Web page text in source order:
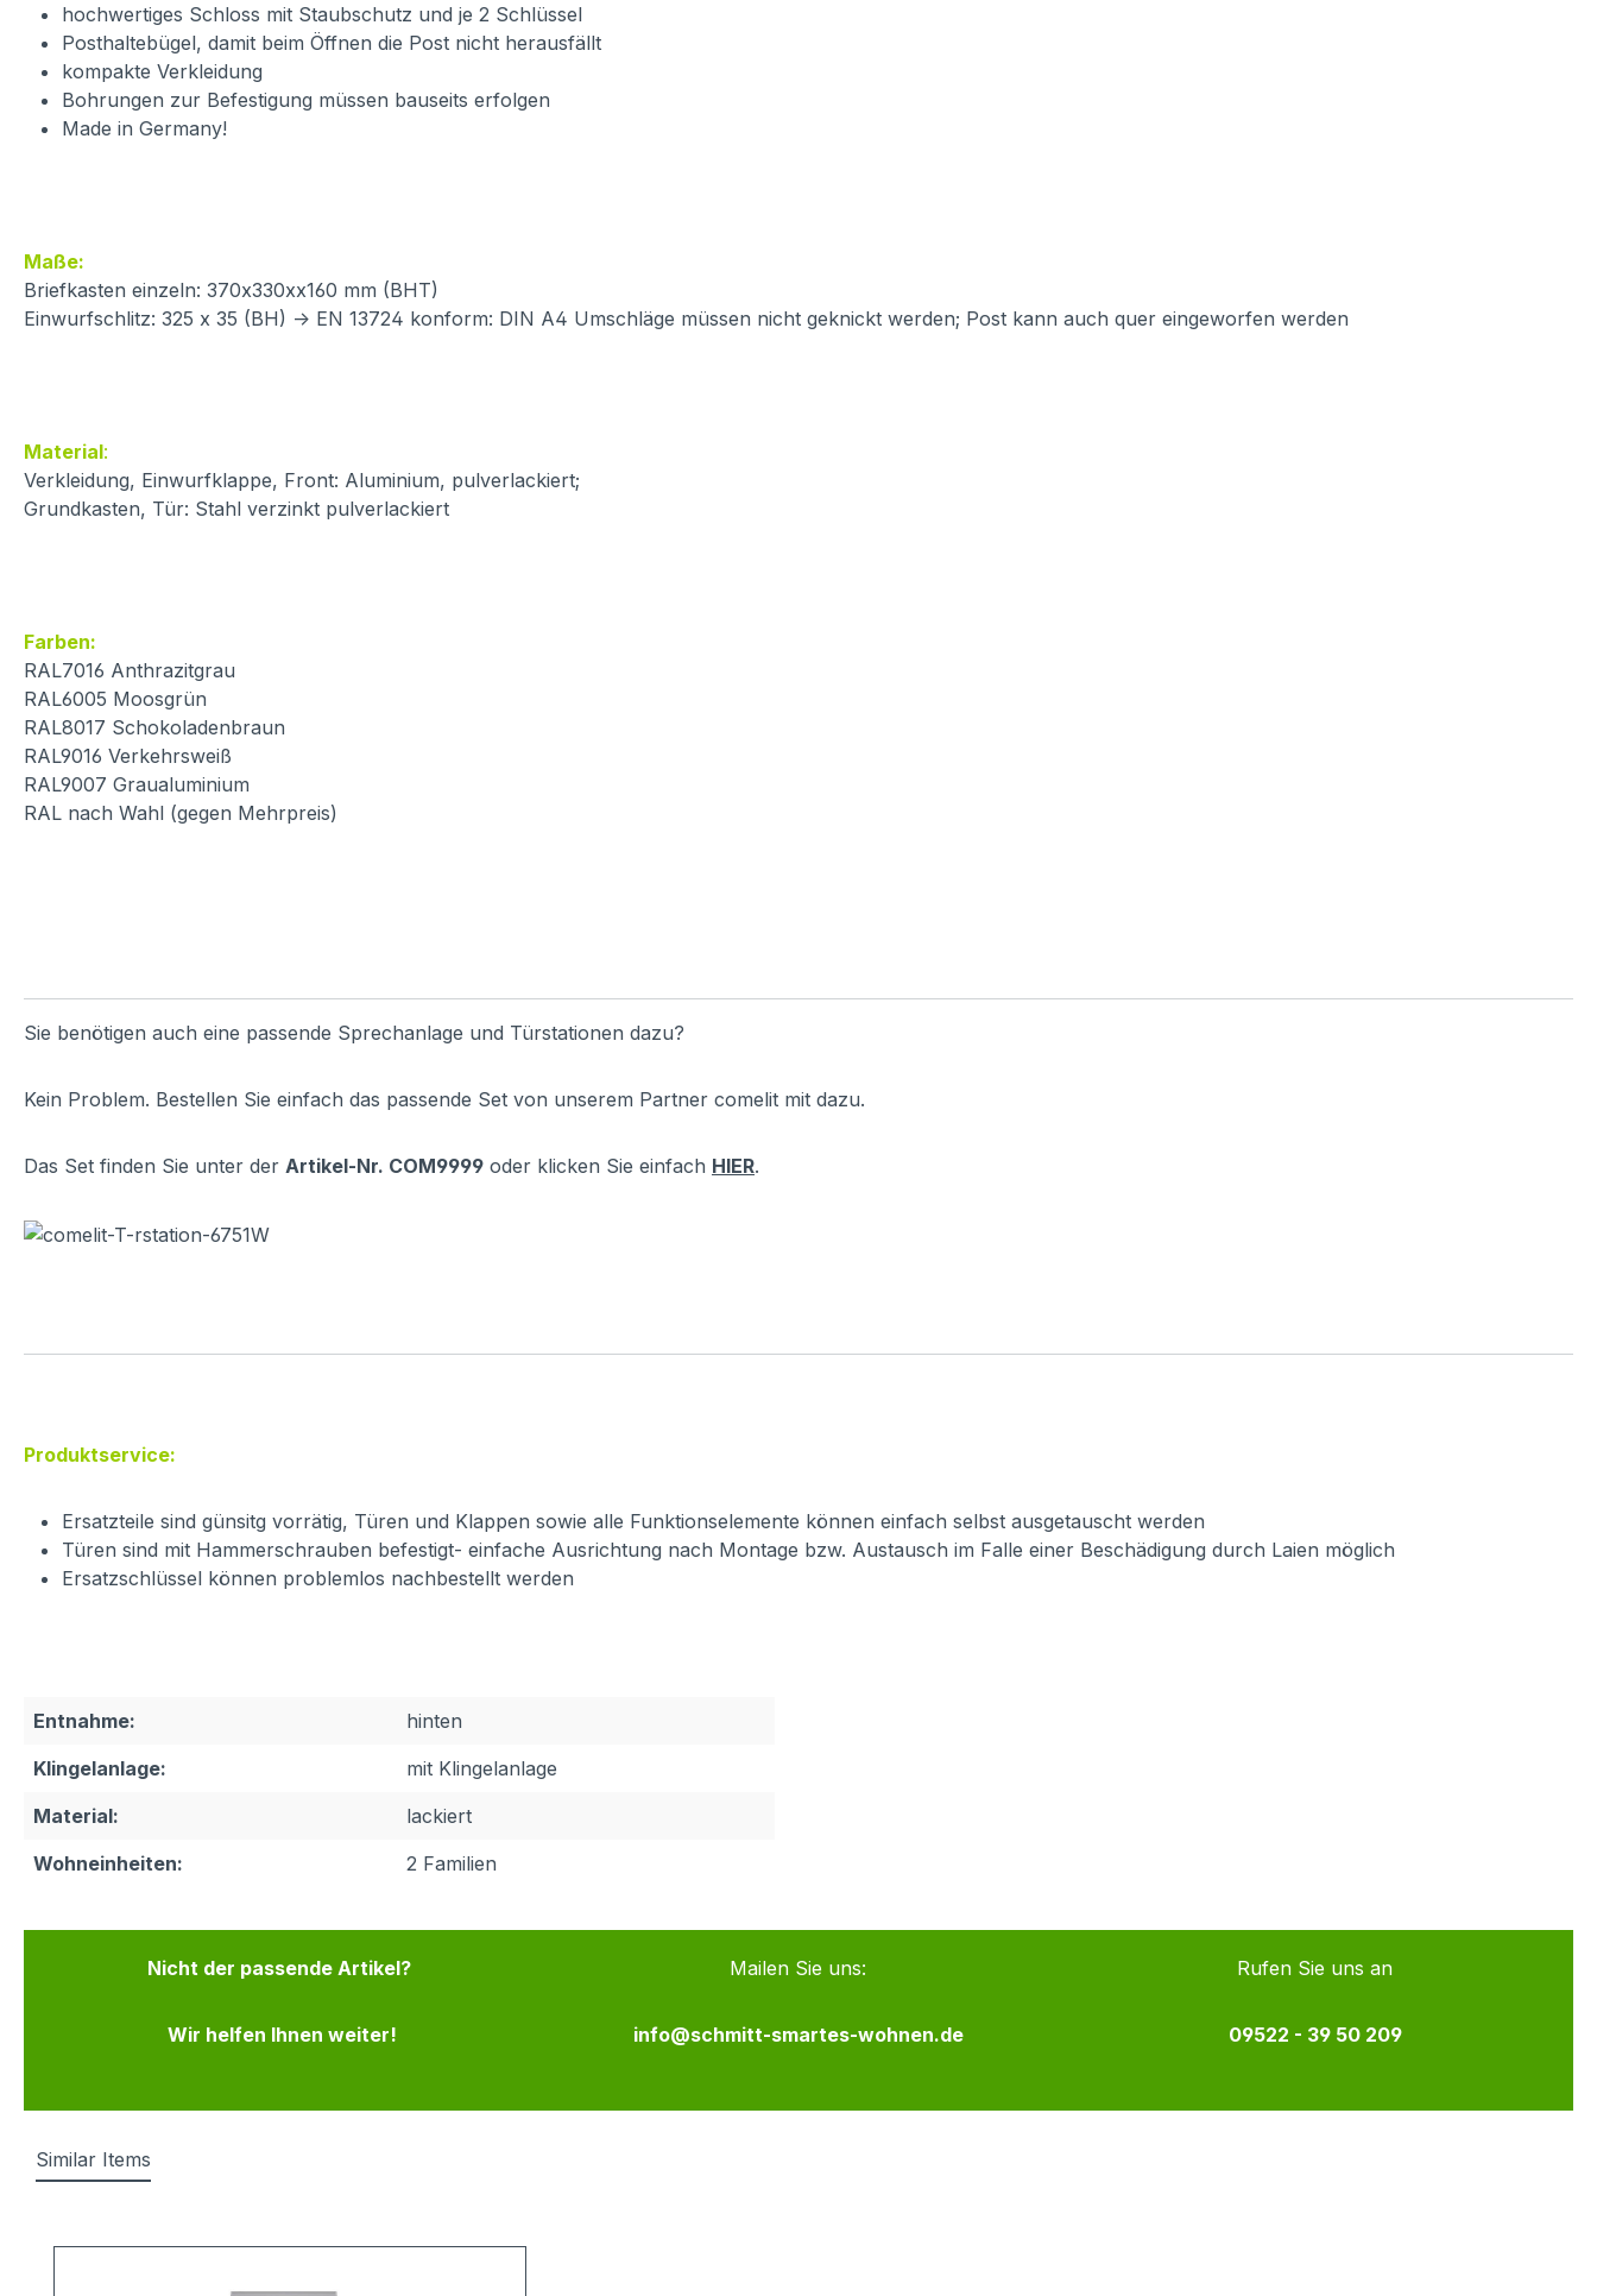
hochwertiges Schloss mit Staubschutz und je 2 Schlüssel
Posthaltebügel, damit beim Öffnen die Post nicht herausfällt
kompakte Verkleidung
Bohrungen zur Befestigung müssen bauseits erfolgen
Made in Germany!
Maße:
Briefkasten einzeln: 370x330xx160 mm (BHT)
Einwurfschlitz: 325 x 35 (BH) -> EN 13724 konform: DIN A4 Umschläge müssen nicht geknickt werden; Post kann auch quer eingeworfen werden
Material:
Verkleidung, Einwurfklappe, Front: Aluminium, pulverlackiert;
Grundkasten, Tür: Stahl verzinkt pulverlackiert
Farben:
RAL7016 Anthrazitgrau
RAL6005 Moosgrün
RAL8017 Schokoladenbraun
RAL9016 Verkehrsweiß
RAL9007 Graualuminium
RAL nach Wahl (gegen Mehrpreis)
Sie benötigen auch eine passende Sprechanlage und Türstationen dazu?
Kein Problem. Bestellen Sie einfach das passende Set von unserem Partner comelit mit dazu.
Das Set finden Sie unter der Artikel-Nr. COM9999 oder klicken Sie einfach HIER.
Produktservice:
Ersatzteile sind günsitg vorrätig, Türen und Klappen sowie alle Funktionselemente können einfach selbst ausgetauscht werden
Türen sind mit Hammerschrauben befestigt- einfache Ausrichtung nach Montage bzw. Austausch im Falle einer Beschädigung durch Laien möglich
Ersatzschlüssel können problemlos nachbestellt werden
Entnahme:
hinten
Klingelanlage:
mit Klingelanlage
Material:
lackiert
Wohneinheiten:
2 Familien
Nicht der passende Artikel?
Wir helfen Ihnen weiter!
Mailen Sie uns:
info@schmitt-smartes-wohnen.de
Rufen Sie uns an
09522 - 39 50 209
Similar Items